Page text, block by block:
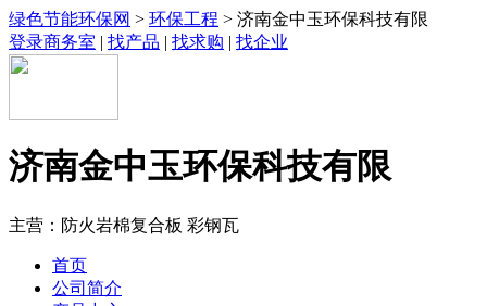
绿色节能环保网 > 环保工程 > 济南金中玉环保科技有限
登录商务室 | 找产品 | 找求购 | 找企业
济南金中玉环保科技有限
主营：防火岩棉复合板 彩钢瓦
首页
公司简介